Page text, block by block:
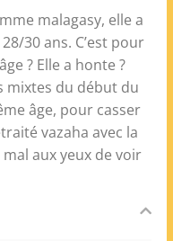
malagasy, elle a
30 ans. C’est pour
? Elle a honte ?
mixtes du début du
âge, pour casser
vazaha avec la
aux yeux de voir